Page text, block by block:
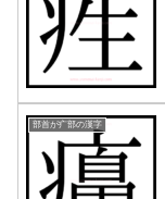
部首が疒部の漢字